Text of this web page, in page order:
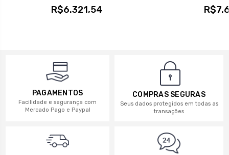
R$6.321,54
PAGAMENTOS
Facilidade e segurança com
Mercado Pago e Paypal
COMPRAS SEGURAS
Seus dados protegidos em todas as
transações